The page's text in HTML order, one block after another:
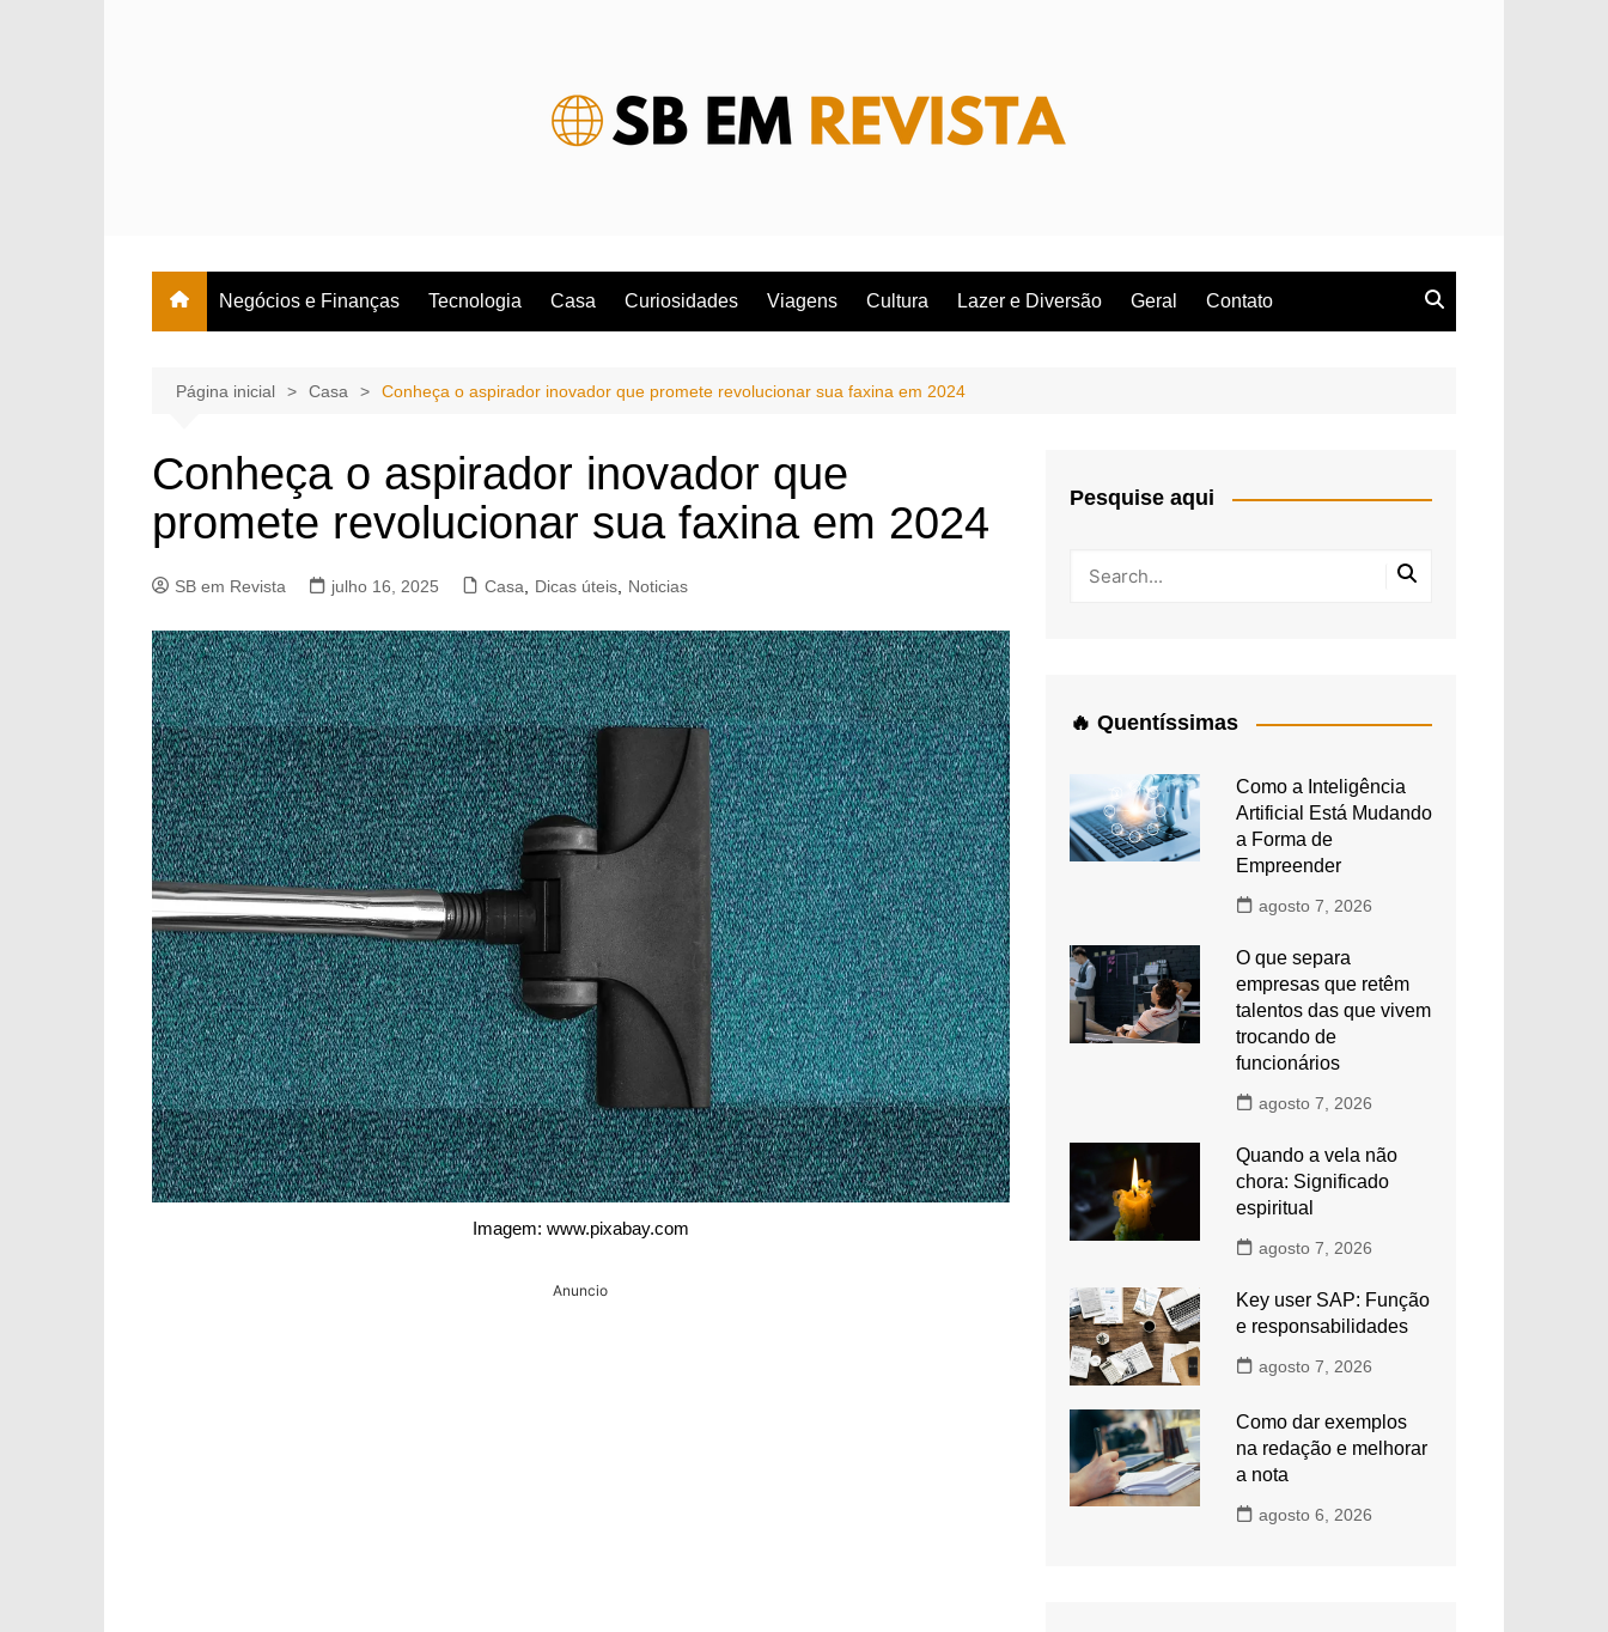
Negócios e Finanças Tecnologia Casa Curiosidades Viagens Cultura Lazer e Diversão Geral Contato
Página inicial Casa Conheça o aspirador inovador que promete revolucionar sua faxina em 2024
Conheça o aspirador inovador que
promete revolucionar sua faxina em 2024
SB em Revista julho 16, 2025 Casa Dicas úteis Noticias
Imagem: www.pixabay.com
Anuncio
Pesquise aqui
🔥 Quentíssimas
Como a Inteligência
Artificial Está Mudando
a Forma de
Empreender
agosto 7, 2026
O que separa
empresas que retêm
talentos das que vivem
trocando de
funcionários
agosto 7, 2026
Quando a vela não
chora: Significado
espiritual
agosto 7, 2026
Key user SAP: Função
e responsabilidades
agosto 7, 2026
Como dar exemplos
na redação e melhorar
a nota
agosto 6, 2026